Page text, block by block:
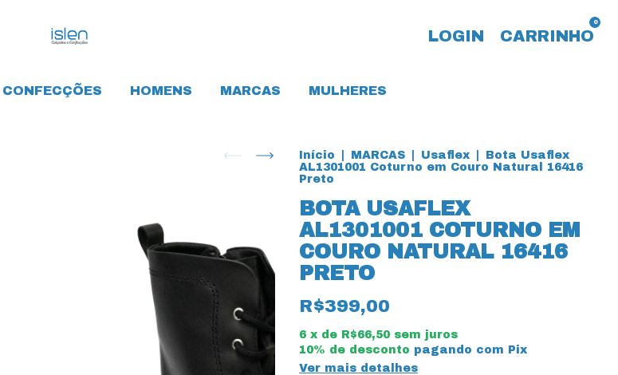
LOGIN CARRINHO
0
CONFECÇÕES HOMENS MARCAS MULHERES
Início MARCAS Usaflex
Bota Usaflex
AL1301001 Coturno em Couro Natural 16416
Preto
BOTA USAFLEX
AL1301001 COTURNO EM
COURO NATURAL 16416
PRETO
R$399,00
6 x de R$66,50 sem juros
10% de desconto pagando com Pix
Ver mais detalhes